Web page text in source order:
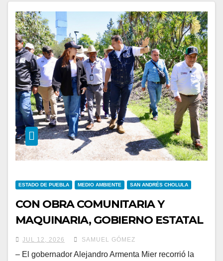
ESTADO DE PUEBLA MEDIO AMBIENTE SAN ANDRÉS CHOLULA
CON OBRA COMUNITARIA Y
MAQUINARIA, GOBIERNO ESTATAL
INTERVIENE DESLAVE EN PARQUE
METROPOLITANO
JUL 12, 2026 SAMUEL GÓMEZ
– El gobernador Alejandro Armenta Mier recorrió la